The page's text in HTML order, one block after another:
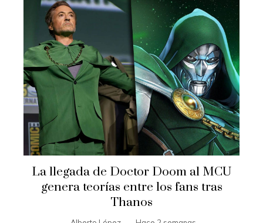
La llegada de Doctor Doom al MCU
genera teorías entre los fans tras
Thanos